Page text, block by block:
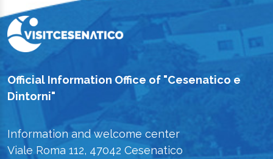
Official Information Office of "Cesenatico e
Dintorni"
Information and welcome center
Viale Roma 112, 47042 Cesenatico